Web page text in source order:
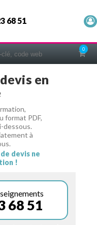
68 51
0
en
format PDF,
dessous.
à
devis ne
!
68 51